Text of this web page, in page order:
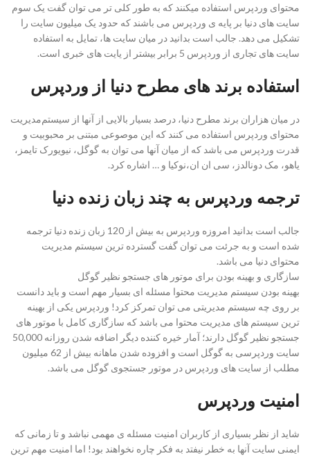
محتوای وردپرس استفاده میکنند که به طور کلی تر می توان گفت یک سوم
سایت های دنیا بر پایه ی وردپرس می باشند که حدود یک میلیون سایت را
تشکیل می دهد. جالب است بدانید در میان سایت ها، تمایل به استفاده
سایت های تجاری از وردپرس 5 برابر بیشتر از یایت های خبری است.
استفاده برند های مطرح دنیا از وردپرس
در میان هزاران برند مطرح دنیا، درصد بسیار بالایی از آنها از سیستم‌مدیریت
محتوای وردپرس استفاده می کنند که این موصوعی مبتنی بر محبوبیت و
قدرت وردپرس می باشد که از میان آنها می توان به گوگل، نیویورک تایمز،
یاهو، مک دونالدز، سی ان ان،نوکیا و … اشاره کرد.
ترجمه وردپرس به چند زبان‌ زنده دنیا
جالب است بدانید امروزه وردپرس به بیش از 120 زبان زنده دنیا ترجمه
شده است و به جرئت می‌ توان گفت گسترده ترین سیستم مدیریت
محتوای دنیا می باشد.
سازگاری و بهینه بودن برای موتور های جستجو نظیر گوگل
بهینه بودن سیستم مدیریت محتوا مسئله ای بسیار مهم است و باید دانست
بر روی چه سیستم مدیریتی می ‌توان تمرکز کرد! وردپرس یکی از بهینه
ترین سیستم های مدیریت محتوا می باشد که سازگاری کامل با موتور های
جستجو نظیر گوگل دارند؛ آمار خیره کننده دیگر اضافه شدن روزانه 50,000
سایت وردپرسی به گوگل است و افزوده شدن ماهانه بیش از 62 میلیون
مطلب از سایت های وردپرس در موتور جستجوی گوگل می باشد.
امنیت وردپرس
شاید از نظر بسیاری از کاربران امنیت مسئله ی مهمی نباشد و تا زمانی که
ایمنی سایت آنها به خطر نیفتد به فکر چاره نخواهند بود! اما امنیت مهم ترین